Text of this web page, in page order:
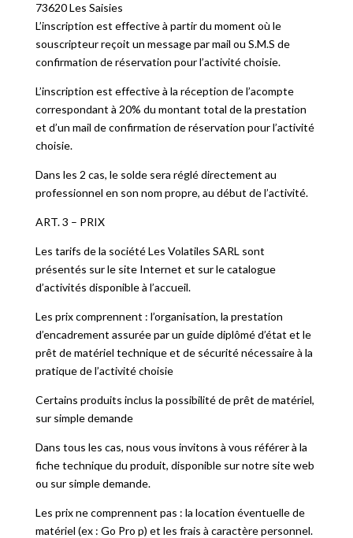
73620 Les Saisies
L’inscription est effective à partir du moment où le
souscripteur reçoit un message par mail ou S.M.S de
confirmation de réservation pour l’activité choisie.
L’inscription est effective à la réception de l’acompte
correspondant à 20% du montant total de la prestation
et d’un mail de confirmation de réservation pour l’activité
choisie.
Dans les 2 cas, le solde sera réglé directement au
professionnel en son nom propre, au début de l’activité.
ART. 3 – PRIX
Les tarifs de la société Les Volatiles SARL sont
présentés sur le site Internet et sur le catalogue
d’activités disponible à l’accueil.
Les prix comprennent : l’organisation, la prestation
d’encadrement assurée par un guide diplômé d’état et le
prêt de matériel technique et de sécurité nécessaire à la
pratique de l’activité choisie
Certains produits inclus la possibilité de prêt de matériel,
sur simple demande
Dans tous les cas, nous vous invitons à vous référer à la
fiche technique du produit, disponible sur notre site web
ou sur simple demande.
Les prix ne comprennent pas : la location éventuelle de
matériel (ex : Go Pro p) et les frais à caractère personnel.